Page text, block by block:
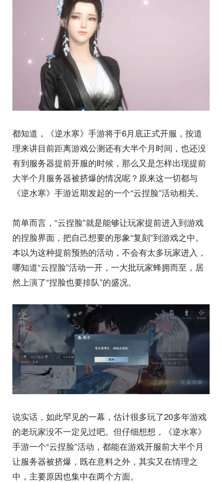
都知道，《逆水寒》手游将于6月底正式开服，按道
理来讲目前距离游戏公测还有大半个月时间，也还没
有到服务器提前开服的时候，那么又是怎样出现提前
大半个月服务器被挤爆的情况呢？原来这一切都与
《逆水寒》手游近期发起的一个“云捏脸”活动相关。
简单而言，“云捏脸”就是能够让玩家提前进入到游戏
的捏脸界面，把自己想要的形象“复刻”到游戏之中。
本以为这种提前预热的活动，不会有太多玩家进入，
哪知道“云捏脸”活动一开，一大批玩家蜂拥而至，居
然上演了“捏脸也要排队”的盛况。
说实话，如此罕见的一幕，估计很多玩了20多年游戏
的老玩家没不一定见过吧。但仔细想想，《逆水寒》
手游一个“云捏脸”活动，都能在游戏开服前大半个月
让服务器被挤爆，既在意料之外，其实又在情理之
中，主要原因也集中在两个方面。